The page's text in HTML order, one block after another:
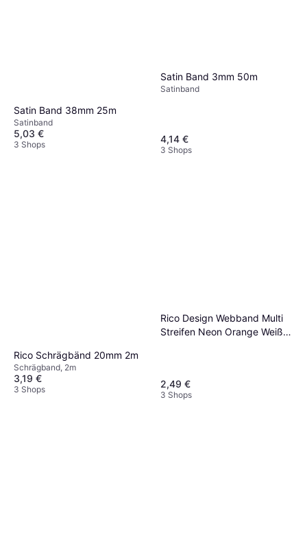
Satin Band 38mm 25m
Satinband
5,03 €
3 Shops
Satin Band 3mm 50m
Satinband
4,14 €
3 Shops
Rico Schrägbänd 20mm 2m
Schrägband, 2m
3,19 €
3 Shops
Rico Design Webband Multi
Streifen Neon Orange Weiß
2,49 €
3 Shops